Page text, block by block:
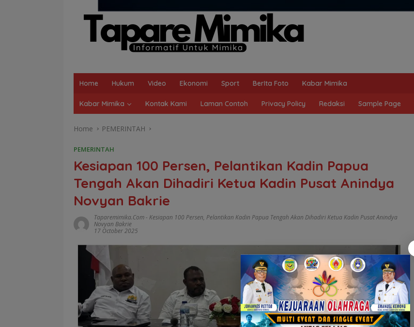
Home Hukum Video Ekonomi Sport BerIta Foto Kabar Mimika
Kabar Mimika Kontak Kami Laman Contoh Privacy Policy Redaksi Sample Page
Home PEMERINTAH
PEMERINTAH
Kesiapan 100 Persen, Pelantikan Kadin Papua
Tengah Akan Dihadiri Ketua Kadin Pusat Anindya
Novyan Bakrie
Taparemimika.com- Kesiapan 100 Persen, Pelantikan Kadin Papua Tengah Akan Dihadiri Ketua Kadin Pusat Anindya
Novyan Bakrie
17 October 2025